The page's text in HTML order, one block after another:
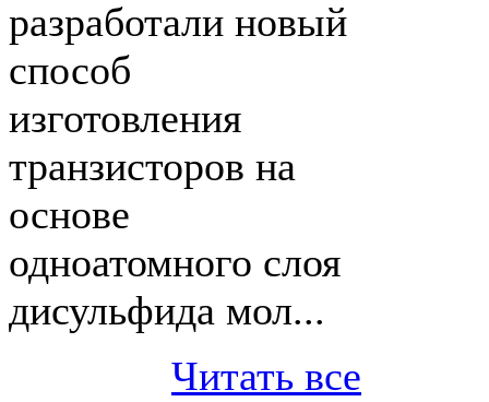
разработали новый
способ
изготовления
транзисторов на
основе
одноатомного слоя
дисульфида мол...
Читать все